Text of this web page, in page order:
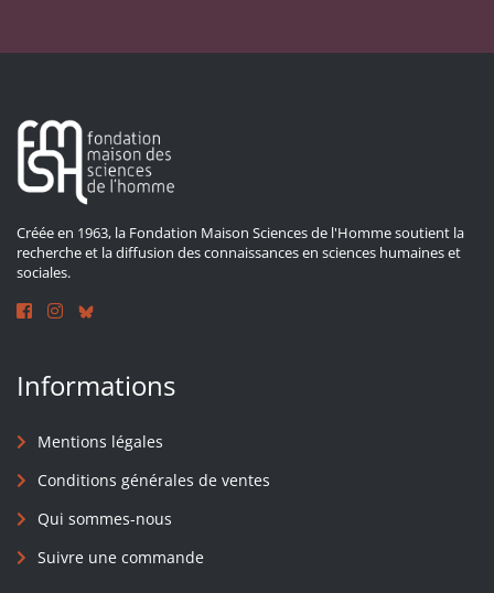
Créée en 1963, la Fondation Maison Sciences de l'Homme soutient la
recherche et la diffusion des connaissances en sciences humaines et
sociales.
Informations
Mentions légales
Conditions générales de ventes
Qui sommes-nous
Suivre une commande